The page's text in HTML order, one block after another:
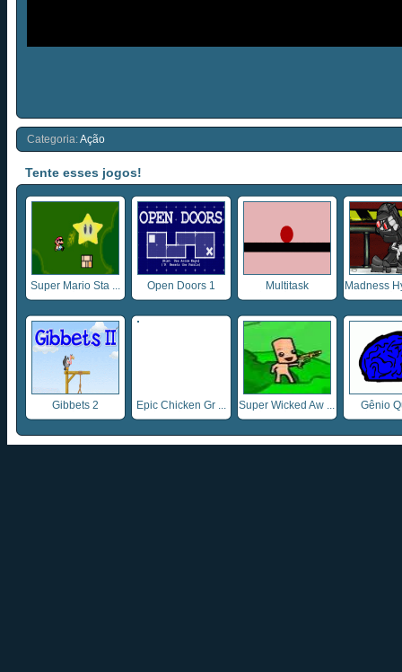
Categoria:Ação
Tente esses jogos!
Super Mario Sta ... Open Doors 1 Multitask Madness
Gibbets 2 Epic Chicken Gr ... Super Wicked Aw ... Gênio